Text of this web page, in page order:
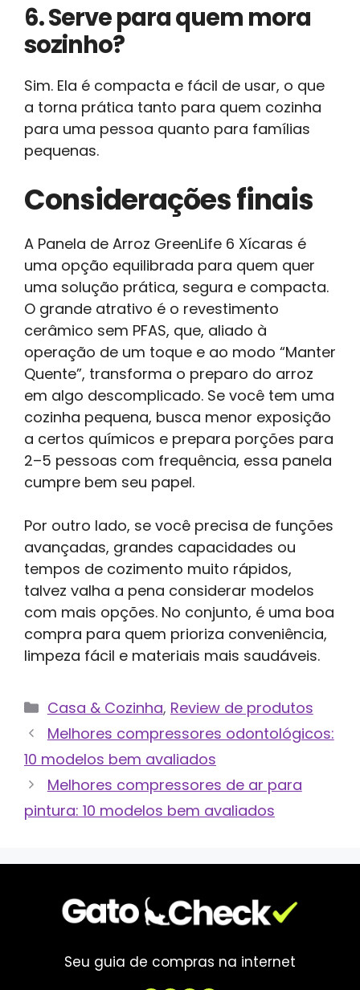
6. Serve para quem mora
sozinho?
Sim. Ela é compacta e fácil de usar, o que
a torna prática tanto para quem cozinha
para uma pessoa quanto para famílias
pequenas.
Considerações finais
A Panela de Arroz GreenLife 6 Xícaras é
uma opção equilibrada para quem quer
uma solução prática, segura e compacta.
O grande atrativo é o revestimento
cerâmico sem PFAS, que, aliado à
operação de um toque e ao modo “Manter
Quente”, transforma o preparo do arroz
em algo descomplicado. Se você tem uma
cozinha pequena, busca menor exposição
a certos químicos e prepara porções para
2–5 pessoas com frequência, essa panela
cumpre bem seu papel.
Por outro lado, se você precisa de funções
avançadas, grandes capacidades ou
tempos de cozimento muito rápidos,
talvez valha a pena considerar modelos
com mais opções. No conjunto, é uma boa
compra para quem prioriza conveniência,
limpeza fácil e materiais mais saudáveis.
Categorias
Casa & Cozinha, Review de produtos
Melhores compressores odontológicos:
10 modelos bem avaliados
Melhores compressores de ar para
pintura: 10 modelos bem avaliados
Seu guia de compras na internet